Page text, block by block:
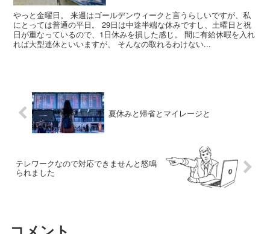
やっと金曜日。 来週はゴールデンウィークと言うらしいですが、私
にとっては普通の平日。 29日は中途半端な休みですし、土曜日と祝
日が重なっているので、1日休みを損した感じ。 間に有給休暇を入れ
れば大型連休といいますが、 そんなの取れるわけない...
夏休みと帰省とマイレージと
テレワークなので対応できませんと怒鳴
られました